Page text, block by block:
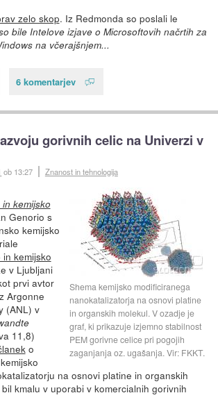
zelo skop. Iz Redmonda so poslali le
bile Intelove izjave o Microsoftovih načrtih za
na včerajšnjem...
6 komentarjev
gorivnih celic na Univerzi v
ob 13:27 Znanost in tehnologija
Shema kemijsko modificiranega
nanokatalizatorja na osnovi platine
in organskih molekul. V ozadje je
graf, ki prikazuje izjemno stabilnost
PEM gorivne celice pri pogojih
zaganjanja oz. ugašanja. Vir: FKKT.
kemijsko
Genorio s
kemijsko
kemijsko
v Ljubljani
prvi avtor
Argonne
(ANL) v
11,8)
o
na osnovi platine in organskih
kmalu v uporabi v komercialnih gorivnih